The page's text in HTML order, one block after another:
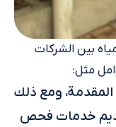
بين الشركات
مثل:
ومع ذلك
خدمات فحص